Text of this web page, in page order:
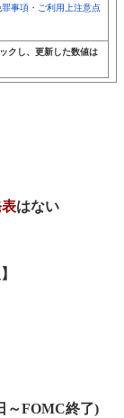
罪事項・ご利用上注意点
クし、更新した数値は
はない
～FOMC終了)